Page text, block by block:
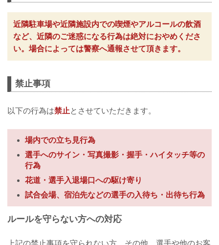
近隣駐車場や近隣施設内での喫煙やアルコールの飲酒
など、近隣のご迷惑になる行為は絶対におやめくださ
い。場合によっては警察へ通報させて頂きます。
禁止事項
以下の行為は禁止とさせていただきます。
場内での立ち見行為
選手へのサイン・写真撮影・握手・ハイタッチ等の
行為
花道・選手入退場口への駆け寄り
試合会場、宿泊先などの選手の入待ち・出待ち行為
ルールを守らない方への対応
上記の禁止事項を守られない方、その他、選手や他のお客